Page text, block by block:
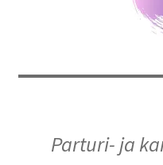
Parturi- ja